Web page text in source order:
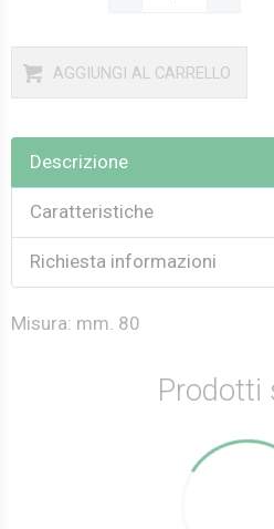
AGGIUNGI AL CARRELLO
Descrizione
Caratteristiche
Richiesta informazioni
Misura: mm. 80
Prodotti